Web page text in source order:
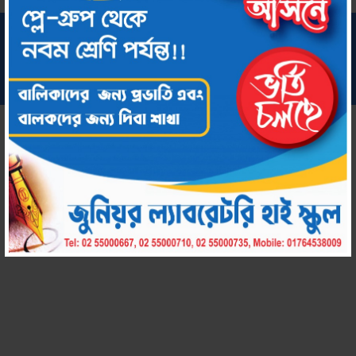
সর্বস্বত্ব সংরক্ষিত © ২০২২ জুনিয়র ল্যাবরেটরি হাই স্কুল
chool by Amar Uddog Limited